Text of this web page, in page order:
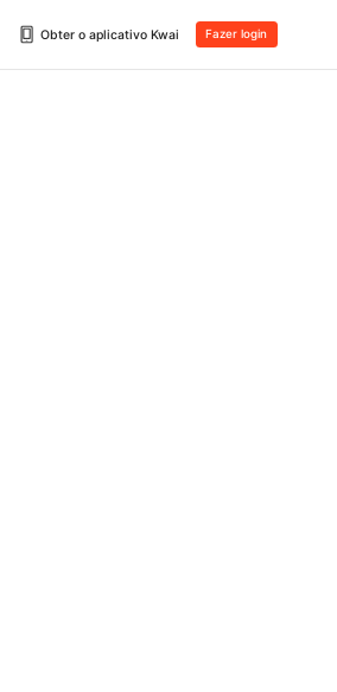
Obter o aplicativo Kwai Fazer login